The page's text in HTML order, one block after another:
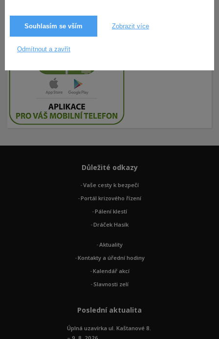
Souhlasím se vším Zobrazit více
Odmítnout a zavřít
Důležité odkazy
Vaše cesty k bezpečí
Portál krizového řízení
Pálení klestí
Dráček Hasík
Aktuality
Kontakty a úřední hodiny
Kalendář akcí
Slavnosti zelí
Poslední aktualita
Úplná uzavírka ul. Kaštanové 8.